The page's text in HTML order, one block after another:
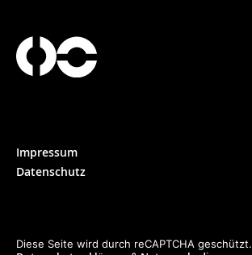
Impressum
Datenschutz
Diese Seite wird durch reCAPTCHA geschützt.